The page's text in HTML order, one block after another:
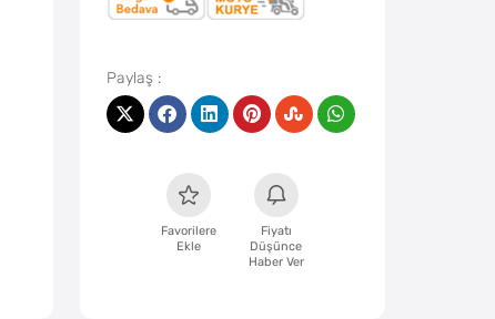
Favorilere
Ekle
Fiyatı
Düşünce
Haber Ver